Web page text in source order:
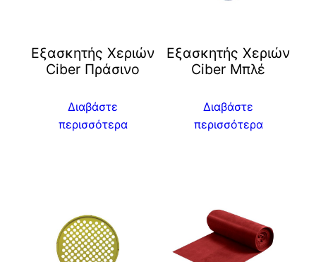
Eξασκητής Χεριών
Ciber Πράσινο
Διαβάστε
περισσότερα
Eξασκητής Χεριών
Ciber Μπλέ
Διαβάστε
περισσότερα